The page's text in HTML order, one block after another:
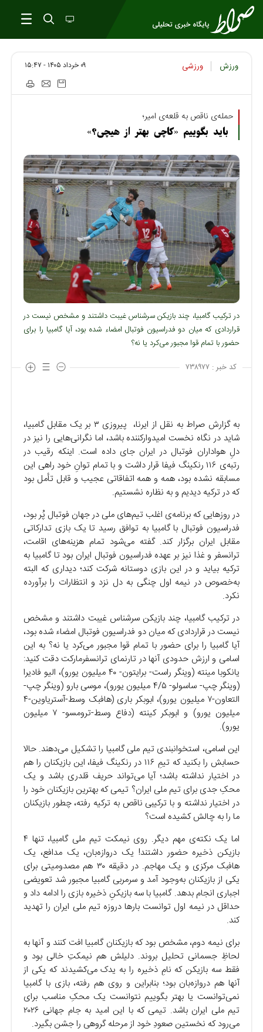
ورزش ورزشی ۰۹ خرداد ۱۴۰۵ - ۱۵:۴۷
حمله‌ی ناقص به قلعه‌ی امیر؛
باید بگوییم «کاچی بهتر از هیچی؟»
در ترکیب گامبیا، چند بازیکن سرشناس غیبت داشتند و مشخص نیست در
قراردادی که میان دو فدراسیون فوتبال امضاء شده بود، آیا گامبیا را برای
حضور با تمام قوا مجبور می‌کرد یا نه؟
کد خبر : ۷۳۸۹۷۷
به گزارش صراط به نقل از ایرنا، پیروزی ۳ بر یک مقابل گامبیا،
شاید در نگاه نخست امیدوارکننده باشد، اما نگرانی‌هایی را نیز در
دلِ هواداران فوتبال در ایران جای داده است. اینکه رقیب در
رتبه‌ی ۱۱۶ رنکینگ فیفا قرار داشت و با تمام توانِ خود راهی این
مسابقه نشده بود، همه و همه اتفاقاتی عجیب و قابل تأمل بود
که در ترکیه دیدیم و به نظاره نشستیم.
در روز‌هایی که برنامه‌ی اغلب تیم‌های ملی در جهان فوتبال پُر بود،
فدراسیون فوتبال با گامبیا به توافق رسید تا یک بازی تدارکاتی
مقابل ایران برگزار کند. گفته می‌شود تمام هزینه‌های اقامت،
ترانسفر و غذا نیز بر عهده فدراسیون فوتبال ایران بود تا گامبیا به
ترکیه بیاید و در این بازی دوستانه شرکت کند؛ دیداری که البته
به‌خصوص در نیمه اول چنگی به دل نزد و انتظارات را برآورده
نکرد.
در ترکیب گامبیا، چند بازیکن سرشناس غیبت داشتند و مشخص
نیست در قراردادی که میان دو فدراسیون فوتبال امضاء شده بود،
آیا گامبیا را برای حضور با تمام قوا مجبور می‌کرد یا نه؟ به این
اسامی و ارزش حدودی آنها در تارنمای ترانسفرمارکت دقت کنید:
یانکوبا مینته (وینگر راست- برایتون- ۴۰ میلیون یورو)، الیو فادیرا
(وینگر چپ- ساسولو- ۴/۵ میلیون یورو)، موسی بارو (وینگر چپ-
التعاون-۷ میلیون یورو)، ابوبکر باری (هافبک وسط-آستریاوین-۴
میلیون یورو) و ابوبکر کینته (دفاع وسط-ترومسو- ۷ میلیون
یورو).
این اسامی، استخوانبندی تیم ملی گامبیا را تشکیل می‌دهند. حالا
حسابش را بکنید که تیمِ ۱۱۶ در رنکینگ فیفا، این بازیکنان را هم
در اختیار نداشته باشد؛ آیا می‌تواند حریف قلدری باشد و یک
محکِ جدی برای تیم ملی ایران؟ تیمی که بهترین بازیکنان خود را
در اختیار نداشته و با ترکیبی ناقص به ترکیه رفته، چطور بازیکنان
ما را به چالش کشیده است؟
اما یک نکته‌ی مهم دیگر. روی نیمکت تیم ملی گامبیا، تنها ۴
بازیکن ذخیره حضور داشتند! یک دروازه‌بان، یک مدافع، یک
هافبک مرکزی و یک مهاجم. در دقیقه ۳۰ هم مصدومیتی برای
یکی از بازیکنان به‌وجود آمد و سرمربی گامبیا مجبور شد تعویضی
اجباری انجام بدهد. گامبیا با سه بازیکنِ ذخیره بازی را ادامه داد و
حداقل در نیمه اول توانست بار‌ها دروزه تیم ملی ایران را تهدید
کند.
برای نیمه دوم، مشخص بود که بازیکنان گامبیا افت کنند و آنها به
لحاظِ جسمانی تحلیل بروند. دلیلش هم نیمکتِ خالی بود و
فقط سه بازیکن که نامِ ذخیره را به یدک می‌کشیدند که یکی از
آنها هم دروازه‌بان بود؛ بنابراین و روی هم رفته، بازی با گامبیا
نمی‌توانست یا بهتر بگوییم نتوانست یک محکِ مناسب برای
تیم ملی ایران باشد. تیمی که با این امید به جام جهانی ۲۰۲۶
می‌رود که نخستین صعودِ خود از مرحله گروهی را جشن بگیرد.